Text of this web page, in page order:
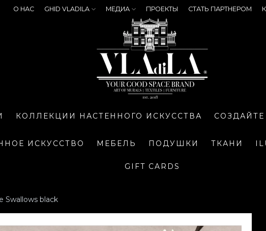
О НАС GHID VLADILA МЕДИА ПРОЕКТЫ СТАТЬ ПАРТНЕРОМ
КОЛЛЕКЦИИ НАСТЕННОГО ИСКУССТВА
ИСКУССТВО МЕБЕЛЬ ПОДУШКИ ТКАНИ
GIFT CARDS
Swallows black